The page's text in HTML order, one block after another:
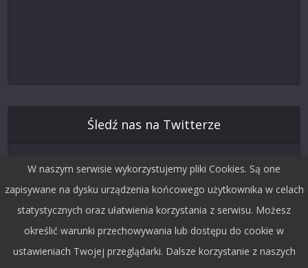
Śledź nas na Twitterze
W naszym serwisie wykorzystujemy pliki Cookies. Są one
zapisywane na dysku urządzenia końcowego użytkownika w celach
statystycznych oraz ułatwienia korzystania z serwisu. Możesz
określić warunki przechowywania lub dostępu do cookie w
ustawieniach Twojej przeglądarki. Dalsze korzystanie z naszych